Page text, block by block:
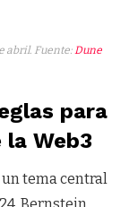
abril. Fuente: Dune
para
Web3
tema central
Bernstein